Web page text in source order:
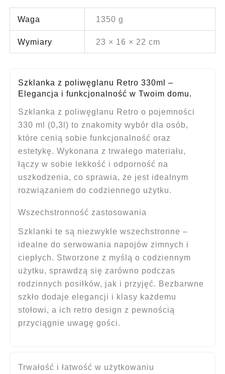
Waga 1350 g
Wymiary 23 × 16 × 22 cm
Szklanka z poliwęglanu Retro 330ml –
Elegancja i funkcjonalność w Twoim domu.
Szklanka z poliwęglanu Retro o pojemności
330 ml (0,3l) to znakomity wybór dla osób,
które cenią sobie funkcjonalność oraz
estetykę. Wykonana z trwałego materiału,
łączy w sobie lekkość i odporność na
uszkodzenia, co sprawia, że jest idealnym
rozwiązaniem do codziennego użytku.
Wszechstronność zastosowania
Szklanki te są niezwykle wszechstronne –
idealne do serwowania napojów zimnych i
ciepłych. Stworzone z myślą o codziennym
użytku, sprawdzą się zarówno podczas
rodzinnych posiłków, jak i przyjęć. Bezbarwne
szkło dodaje elegancji i klasy każdemu
stołowi, a ich retro design z pewnością
przyciągnie uwagę gości.
Trwałość i łatwość w użytkowaniu